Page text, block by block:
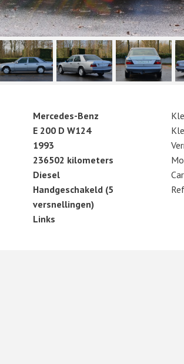
Mercedes-Benz
E 200 D W124
1993
236502 kilometers
Diesel
Handgeschakeld (5
versnellingen)
Links